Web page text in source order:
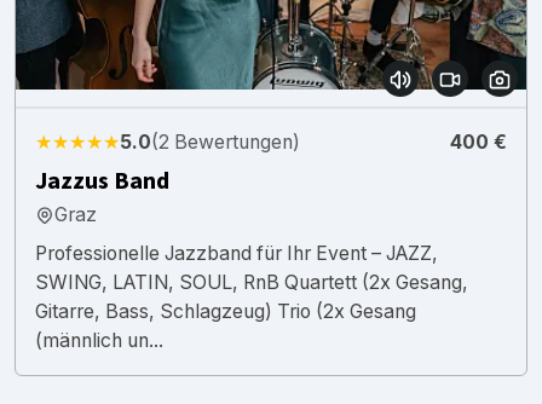
★★★★★5.0(2 Bewertungen) 400 €
Jazzus Band
Graz
Professionelle Jazzband für Ihr Event – JAZZ,
SWING, LATIN, SOUL, RnB Quartett (2x Gesang,
Gitarre, Bass, Schlagzeug) Trio (2x Gesang
(männlich un...